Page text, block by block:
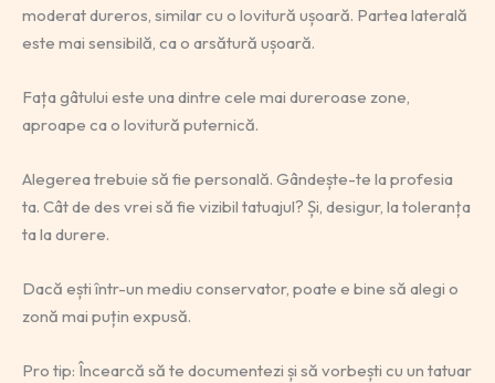
moderat dureros, similar cu o lovitură ușoară. Partea laterală
este mai sensibilă, ca o arsătură ușoară.
Fața gâtului este una dintre cele mai dureroase zone,
aproape ca o lovitură puternică.
Alegerea trebuie să fie personală. Gândește-te la profesia
ta. Cât de des vrei să fie vizibil tatuajul? Și, desigur, la toleranța
ta la durere.
Dacă ești într-un mediu conservator, poate e bine să alegi o
zonă mai puțin expusă.
Pro tip: Încearcă să te documentezi și să vorbești cu un tatuar